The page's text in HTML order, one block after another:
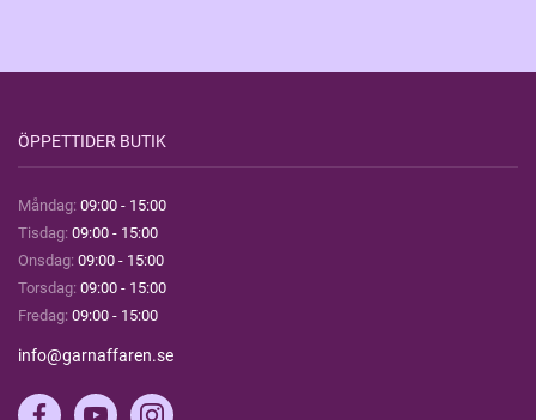
ÖPPETTIDER BUTIK
Måndag: 09:00 - 15:00
Tisdag: 09:00 - 15:00
Onsdag: 09:00 - 15:00
Torsdag: 09:00 - 15:00
Fredag: 09:00 - 15:00
info@garnaffaren.se